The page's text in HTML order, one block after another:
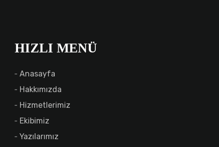
HIZLI MENÜ
Anasayfa
Hakkımızda
Hizmetlerimiz
Ekibimiz
Yazılarımız